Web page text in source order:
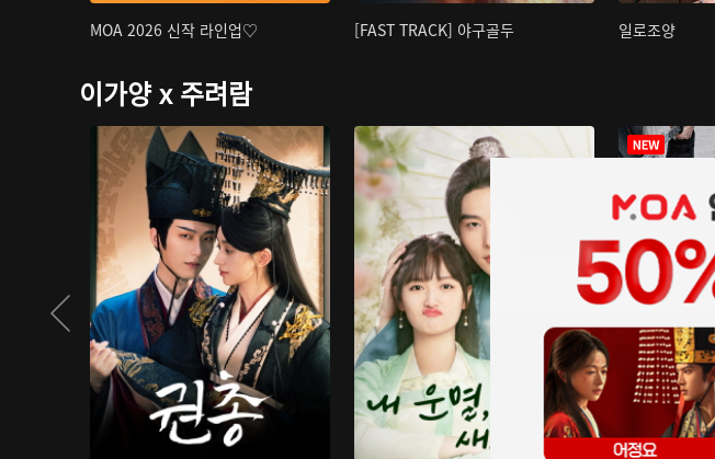
MOA 2026 신작 라인업♡ [FAST TRACK] 야구골두 일로조양
이가양 x 주려람